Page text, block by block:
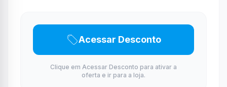
Acessar Desconto
Clique em Acessar Desconto para ativar a
oferta e ir para a loja.